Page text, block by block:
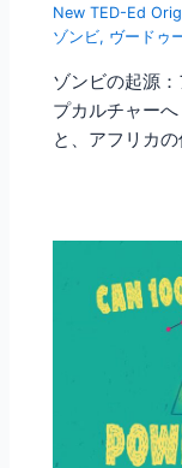
New TED-Ed
ゾンビ, ヴードゥ
ゾンビの起源
プカルチャー
と、アフリカ